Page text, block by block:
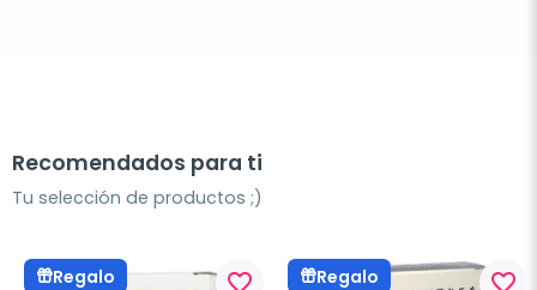
Recomendados para ti
Tu selección de productos ;)
Regalo favorite_border Regalo favorite_border